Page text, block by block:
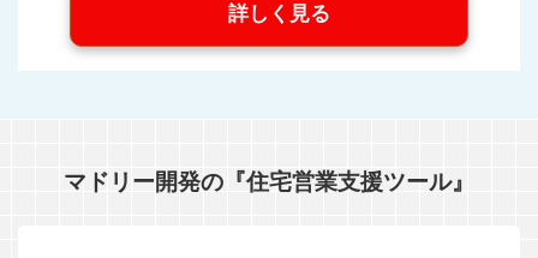
詳しく見る
マドリー開発の『住宅営業支援ツール』